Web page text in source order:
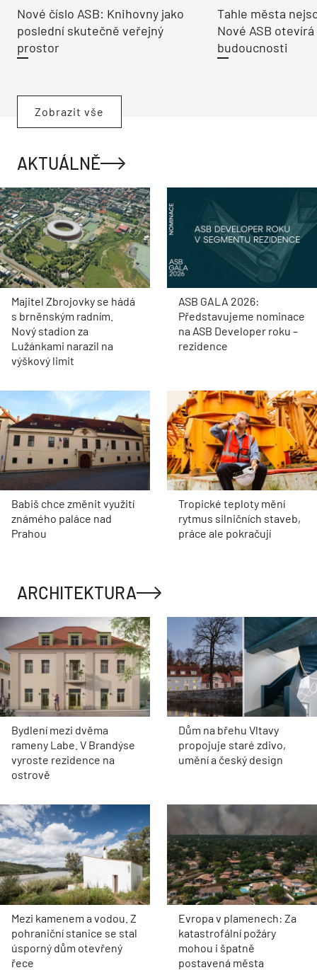
Nové číslo ASB: Knihovny jako
poslední skutečně veřejný
prostor
Tahle města
Nové ASB
budoucnosti
Zobrazit vše
AKTUÁLNĚ
Majitel Zbrojovky se hádá
s brněnským radním.
Nový stadion za
Lužánkami narazil na
výškový limit
ASB GALA 2026:
Představujeme nominace
na ASB Developer roku –
rezidence
Babiš chce změnit využití
známého paláce nad
Prahou
Tropické teploty mění
rytmus silničních staveb,
práce ale pokračují
ARCHITEKTURA
Bydlení mezi dvěma
rameny Labe. V Brandýse
vyroste rezidence na
ostrově
Dům na břehu Vltavy
propojuje staré zdivo,
umění a český design
Mezi kamenem a vodou. Z
pohraniční stanice se stal
úsporný dům otevřený
řece
Evropa v plamenech: Za
katastrofální požáry
mohou i špatně
postavená města